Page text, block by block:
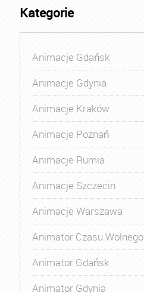
Kategorie
Animacje Gdańsk
Animacje Gdynia
Animacje Kraków
Animacje Poznań
Animacje Rumia
Animacje Szczecin
Animacje Warszawa
Animator Czasu Wolnego
Animator Gdańsk
Animator Gdynia